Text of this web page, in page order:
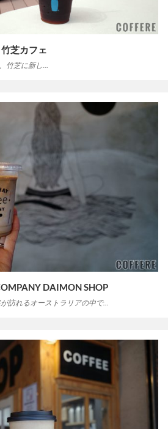
竹芝カフェ
竹芝に新し…
DAIMON SHOP
訪れるオーストラリアの中で…